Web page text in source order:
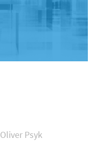
Oliver Psyk